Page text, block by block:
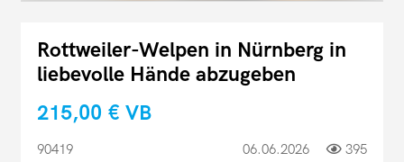
Rottweiler-Welpen in Nürnberg in
liebevolle Hände abzugeben
215,00 € VB
90419 06.06.2026 395